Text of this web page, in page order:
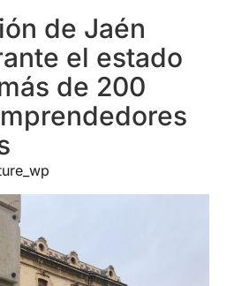
de Jaén
el estado
de 200